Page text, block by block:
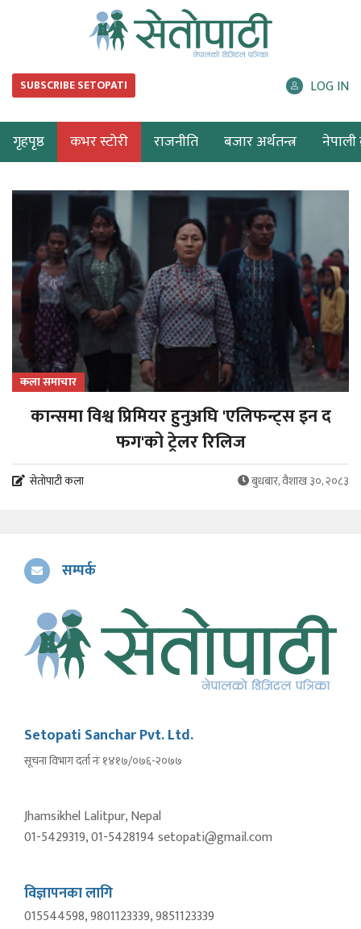
SUBSCRIBE SETOPATI LOG IN
गृहपृष्ठ कभर स्टोरी राजनीति बजार अर्थतन्त्र नेपाली
कला समाचार
कान्समा विश्व प्रिमियर हुनुअघि 'एलिफन्ट्स इन द
फग'को ट्रेलर रिलिज
सेतोपाटी कला बुधबार, वैशाख ३०, २०८३
सम्पर्क
Setopati Sanchar Pvt. Ltd.
सूचना विभाग दर्ता नंः १४१७/०७६-२०७७
Jhamsikhel Lalitpur, Nepal
01-5429319, 01-5428194 setopati@gmail.com
विज्ञापनका लागि
015544598, 9801123339, 9851123339